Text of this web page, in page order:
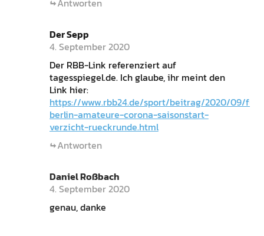
Antworten
Der Sepp
4. September 2020
Der RBB-Link referenziert auf
tagesspiegel.de. Ich glaube, ihr meint den
Link hier:
https://www.rbb24.de/sport/beitrag/2020/09/
berlin-amateure-corona-saisonstart-
verzicht-rueckrunde.html
Antworten
Daniel Roßbach
4. September 2020
genau, danke